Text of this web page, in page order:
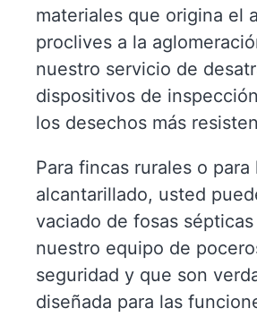
materiales que origina el
proclives a la
nuestro servicio de
dispositivos de
los desechos más
Para fincas rurales o
alcantarillado, usted
vaciado de fosas
nuestro equipo de
seguridad y que son
diseñada para las